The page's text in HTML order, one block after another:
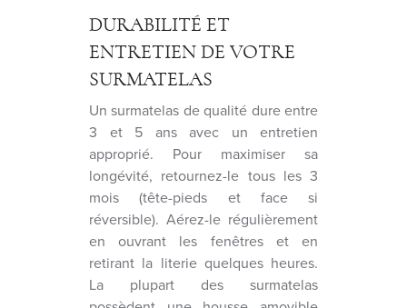
DURABILITÉ ET
ENTRETIEN DE VOTRE
SURMATELAS
Un surmatelas de qualité dure entre
3 et 5 ans avec un entretien
approprié. Pour maximiser sa
longévité, retournez-le tous les 3
mois (tête-pieds et face si
réversible). Aérez-le régulièrement
en ouvrant les fenêtres et en
retirant la literie quelques heures.
La plupart des surmatelas